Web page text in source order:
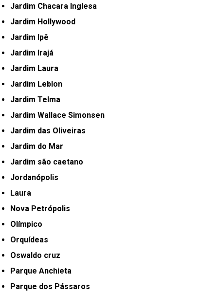
Jardim Chacara Inglesa
Jardim Hollywood
Jardim Ipê
Jardim Irajá
Jardim Laura
Jardim Leblon
Jardim Telma
Jardim Wallace Simonsen
Jardim das Oliveiras
Jardim do Mar
Jardim são caetano
Jordanópolis
Laura
Nova Petrópolis
Olímpico
Orquídeas
Oswaldo cruz
Parque Anchieta
Parque dos Pássaros